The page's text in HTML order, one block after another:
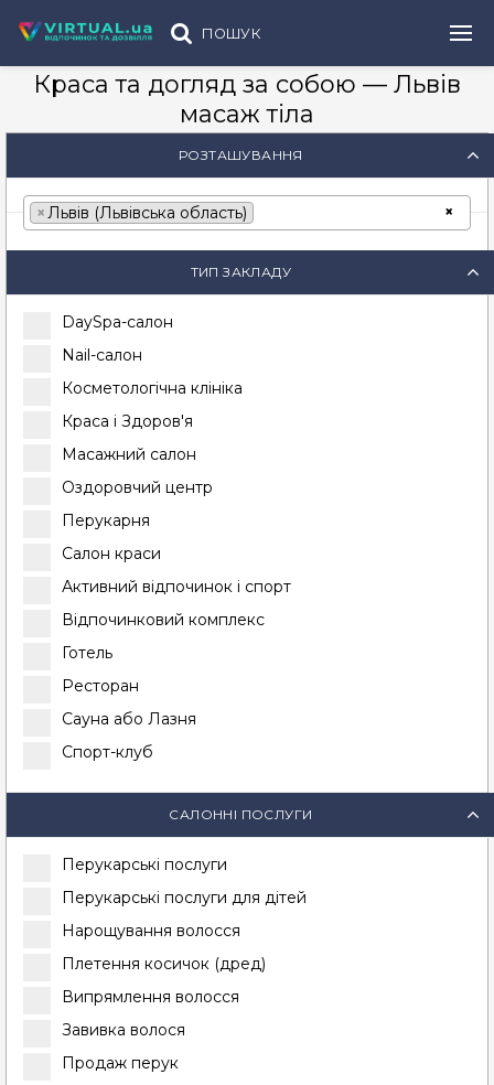
ПОШУК
Краса та догляд за собою — Львів
масаж тіла
РОЗТАШУВАННЯ
×
×Львів (Львівська область)
ТИП ЗАКЛАДУ
DaySpa-салон
Nail-салон
Косметологічна клініка
Краса і Здоров'я
Масажний салон
Оздоровчий центр
Перукарня
Салон краси
Активний відпочинок і спорт
Відпочинковий комплекс
Готель
Ресторан
Сауна або Лазня
Спорт-клуб
САЛОННІ ПОСЛУГИ
Перукарські послуги
Перукарські послуги для дітей
Нарощування волосся
Плетення косичок (дред)
Випрямлення волосся
Завивка волося
Продаж перук